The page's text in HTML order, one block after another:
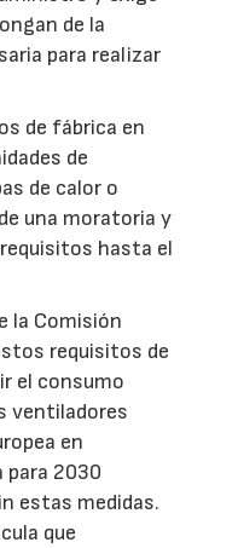
de la
para realizar
de fábrica en
de
de calor o
una moratoria y
hasta el
la Comisión
requisitos de
el consumo
ventiladores
en
para 2030
estas medidas.
que